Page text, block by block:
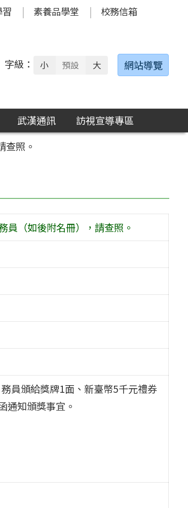
素養品學堂 校務信箱
字級： 小 預設 大 網站導覽
武漢通訊
訪視宣導專區
查照。
員（如後附名冊），請查照。
員頒給獎牌1面、新臺幣5千元禮券
通知頒獎事宜。